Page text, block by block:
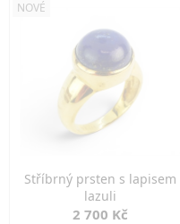
NOVÉ
Stříbrný prsten s lapisem
lazuli
2 700 Kč